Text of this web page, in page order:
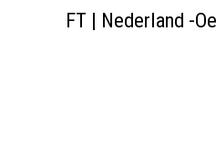
FT | Nederland -